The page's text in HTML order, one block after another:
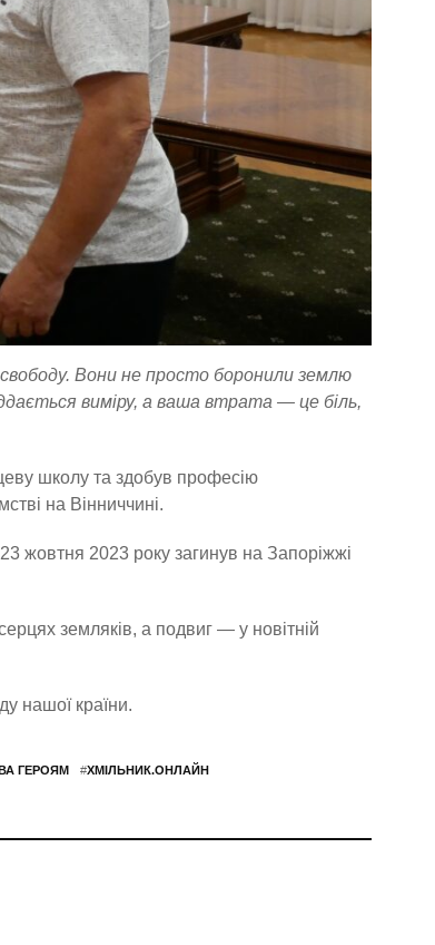
Вони не просто боронили землю
виміру, а ваша втрата — це біль,
школу та здобув професію
на Вінниччині.
жовтня 2023 року загинув на Запоріжжі
земляків, а подвиг — у новітній
нашої країни.
ГЕРОЯМ #ХМІЛЬНИК.ОНЛАЙН